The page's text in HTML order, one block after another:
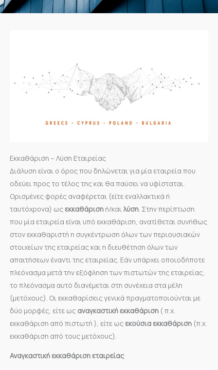
Εκκαθάριση – Λύση Εταιρείας
Διάλυση είναι ο όρος που δηλώνεται για μία εταιρεία που
οδεύει προς το τέλος της και θα παύσει να υφίσταται.
Ορισμένες φορές αναφέρεται (είτε εναλλακτικά ή
ταυτόχρονα) ως εκκαθάριση ή/καιλύση. Στην περίπτωση
που μία εταιρεία είναι υπό εκκαθάριση, ανατίθεται συνήθως
στον εκκαθαριστή η συγκέντρωση όλων των περιουσιακών
στοιχείων της εταιρείας και η διευθέτηση όλων των
απαιτήσεων έναντι της εταιρείας. Εάν υπάρχει οποιοδήποτε
πλεόνασμα μετά την εξόφληση των πιστωτών της εταιρείας,
το πλεόνασμα αυτό διανέμεται στη συνέχεια στα μέλη
(μετόχους). Οι εκκαθαρίσεις γενικά πραγματοποιούνται με
δύο μορφές, είτε ως αναγκαστική εκκαθάριση ( π.χ.
εκκαθάριση από πιστωτή ), είτε ως εκούσια εκκαθάριση (π.χ.
εκκαθάριση από τους μετόχους).
Αναγκαστική εκκαθάριση εταιρείας